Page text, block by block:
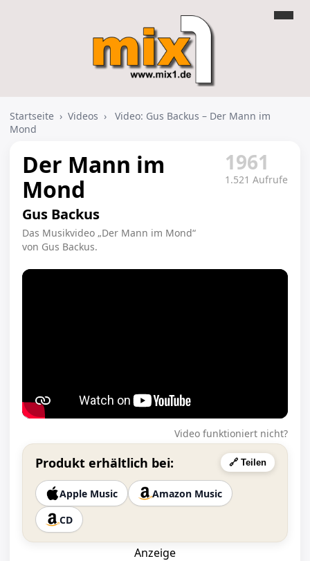
Startseite › Videos ›
Video: Gus Backus – Der Mann im
Mond
Der Mann im
Mond
Gus Backus
Das Musikvideo „Der Mann im Mond“
von Gus Backus.
1961
1.521 Aufrufe
Video funktioniert nicht?
Produkt erhältlich bei: 🔗 Teilen
Apple Music
Amazon Music
CD
Anzeige